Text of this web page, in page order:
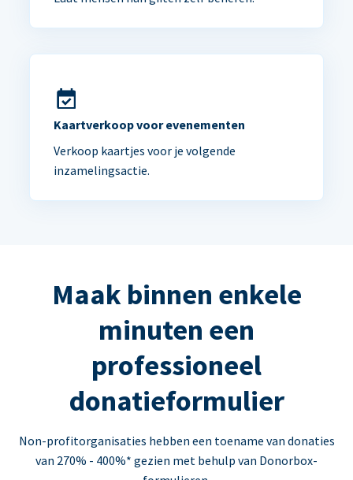
Kaartverkoop voor evenementen
Verkoop kaartjes voor je volgende
inzamelingsactie.
Maak binnen enkele
minuten een
professioneel
donatieformulier
Non-profitorganisaties hebben een toename van donaties
van 270% - 400%* gezien met behulp van Donorbox-